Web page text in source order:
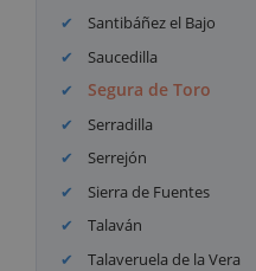
Santibáñez el Bajo
Saucedilla
Segura de Toro
Serradilla
Serrejón
Sierra de Fuentes
Talaván
Talaveruela de la Vera